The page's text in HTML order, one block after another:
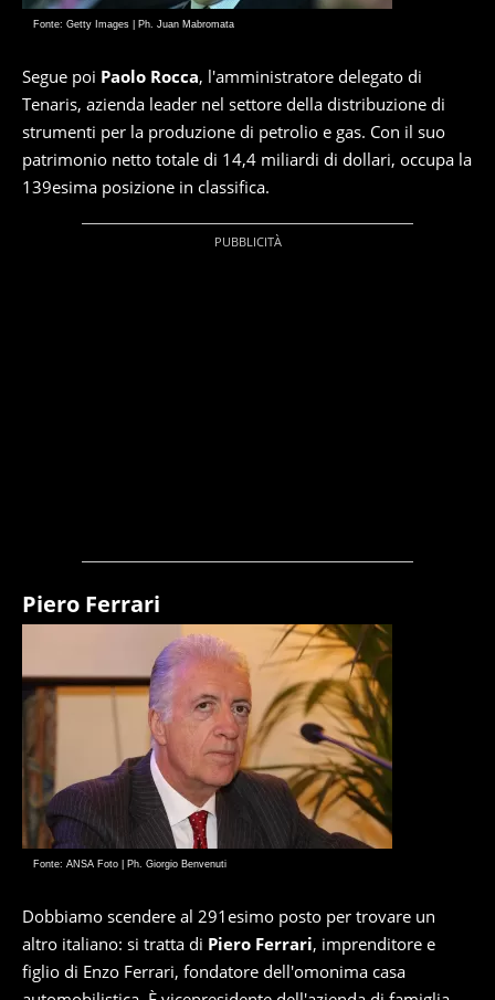
Fonte: Getty Images | Ph. Juan Mabromata
Segue poi Paolo Rocca, l'amministratore delegato di
Tenaris, azienda leader nel settore della distribuzione di
strumenti per la produzione di petrolio e gas. Con il suo
patrimonio netto totale di 14,4 miliardi di dollari, occupa la
139esima posizione in classifica.
Piero Ferrari
Fonte: ANSA Foto | Ph. Giorgio Benvenuti
Dobbiamo scendere al 291esimo posto per trovare un
altro italiano: si tratta di Piero Ferrari, imprenditore e
figlio di Enzo Ferrari, fondatore dell'omonima casa